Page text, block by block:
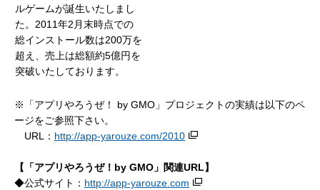
ルゲームが誕生いたしまし
た。2011年2月末時点での
総インストール数は200万を
超え、売上は総額約5億円を
突破いたしております。
※「アプリやろうぜ！ by GMO」プロジェクトの実績は以下のペ
ージをご参照下さい。
URL： http://app-yarouze.com/2010
【「アプリやろうぜ！ by GMO 」 関連URL】
◆公式サイト： http://app-yarouze.com